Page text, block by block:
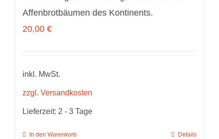
Affenbrotbäumen des Kontinents.
20,00 €
inkl. MwSt.
zzgl. Versandkosten
Lieferzeit: 2 - 3 Tage
In den Warenkorb Details